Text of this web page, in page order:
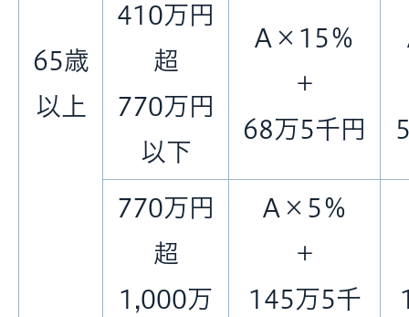
65歳
以上
410万円
超
770万円
以下
A×15％
＋
68万5千円
770万円
超
1,000万
A×5％
＋
145万5千